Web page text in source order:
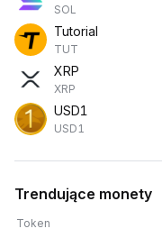
SOL
Tutorial
TUT
XRP
XRP
USD1
USD1
Trendujące monety
Token